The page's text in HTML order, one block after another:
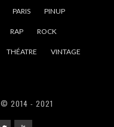
PARIS PINUP
RAP ROCK
THÉATRE VINTAGE
© 2014 - 2021